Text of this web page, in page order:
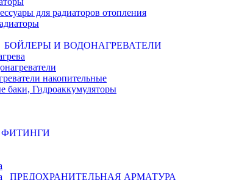
для радиаторов отопления
БОЙЛЕРЫ И ВОДОНАГРЕВАТЕЛИ
накопительные
баки, Гидроаккумуляторы
ФИТИНГИ
ПРЕДОХРАНИТЕЛЬНАЯ АРМАТУРА